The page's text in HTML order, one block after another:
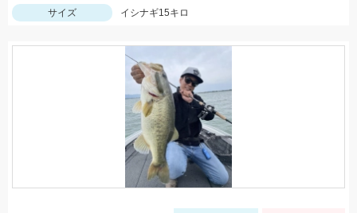
サイズ
イシナギ15キロ